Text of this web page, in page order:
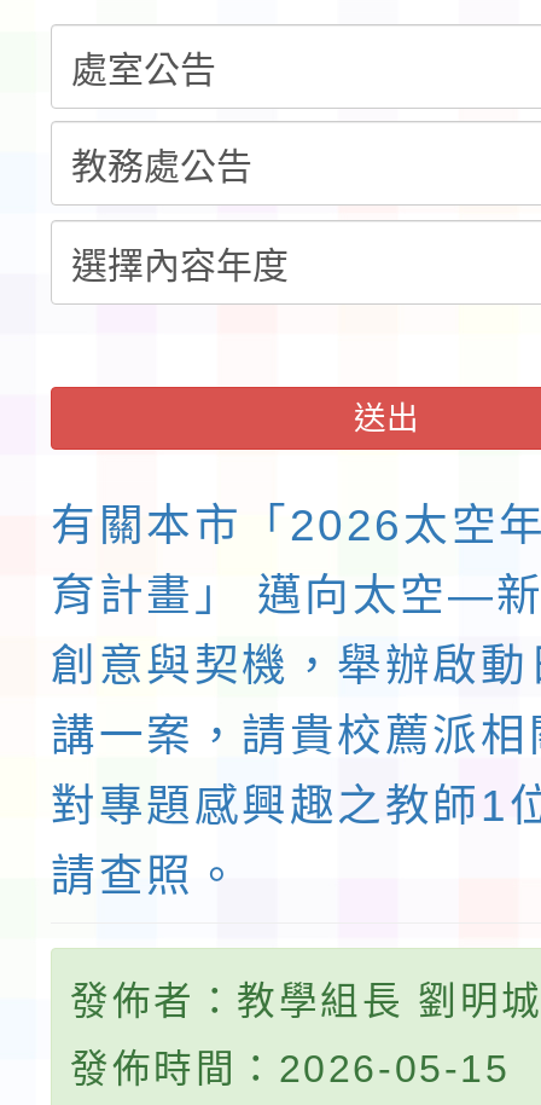
告(不再辦理後續甄選)
賽實施要點」1份
本市「115學年度學生
程安排一案
「桃園市補助參觀特色
展演活動實施計畫」
請一案
送出
有關本市「2026太空
育計畫」 邁向太空—
創意與契機，舉辦啟
講一案，請貴校薦派
對專題感興趣之教師1
請查照。
發佈者：教學組長 劉明
發佈時間：2026-05-15